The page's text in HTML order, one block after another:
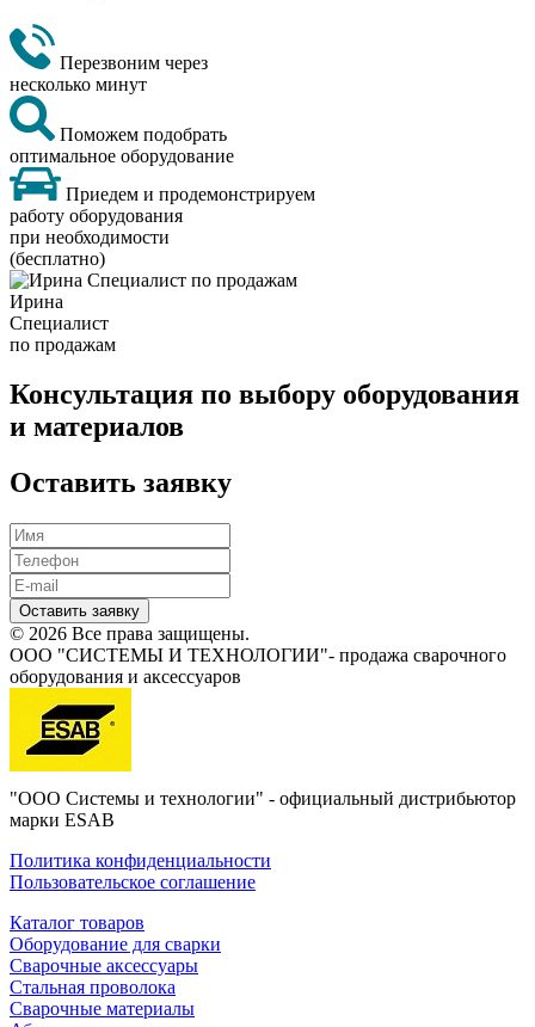
Перезвоним через
несколько минут
Поможем подобрать
оптимальное оборудование
Приедем и продемонстрируем
работу оборудования
при необходимости
(бесплатно)
Ирина
Специалист
по продажам
Консультация по выбору оборудования
и материалов
Оставить заявку
Оставить заявку
© 2026 Все права защищены.
ООО "СИСТЕМЫ И ТЕХНОЛОГИИ"- продажа сварочного
оборудования и аксессуаров
"ООО Системы и технологии" - официальный дистрибьютор
марки ESAB
Политика конфиденциальности
Пользовательское соглашение
Каталог товаров
Оборудование для сварки
Сварочные аксессуары
Стальная проволока
Сварочные материалы